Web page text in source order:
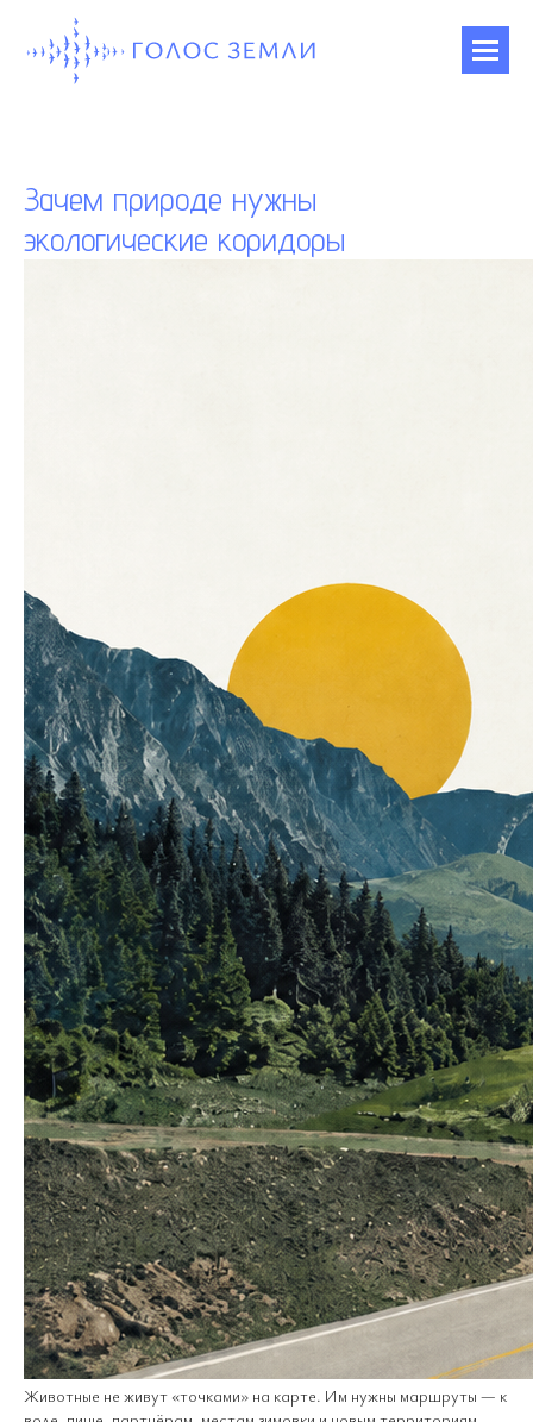
Зачем природе нужны
экологические коридоры
Животные не живут «точками» на карте. Им нужны маршруты — к